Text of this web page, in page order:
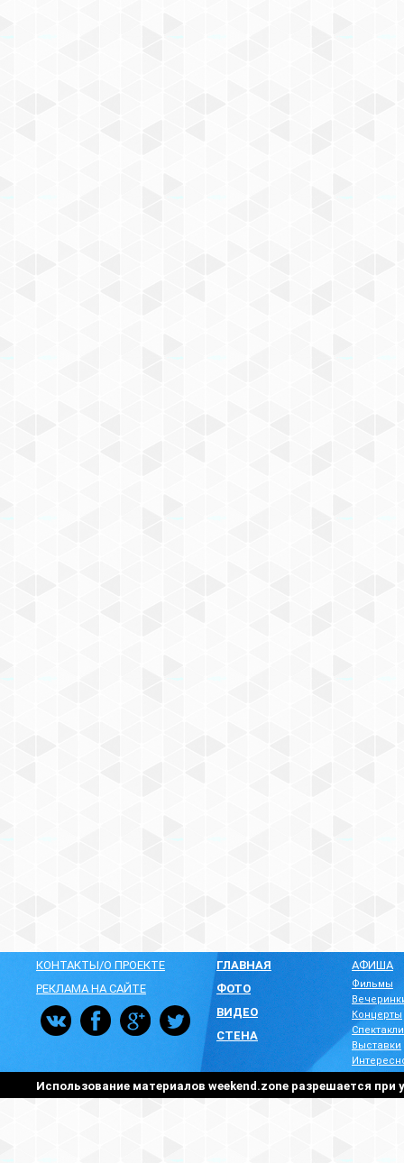
КОНТАКТЫ/О ПРОЕКТЕ
РЕКЛАМА НА САЙТЕ
ГЛАВНАЯ
ФОТО
ВИДЕО
СТЕНА
АФИША
Фильмы
Концерты
Спектакли
Выставки
Использование материалов weekend.zone разрешается